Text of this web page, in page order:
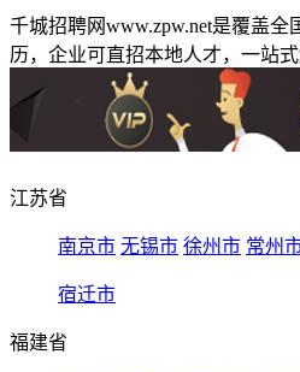
千城招聘网www.zpw.net是覆盖
历，企业可直招本地人才，一站
江苏省
南京市 无锡市 徐州市 常州
宿迁市
福建省